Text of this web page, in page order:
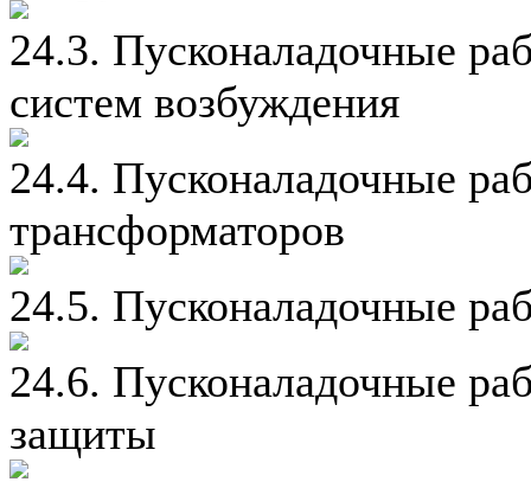
24.3. Пусконаладочные
систем возбуждения
24.4. Пусконаладочные
трансформаторов
24.5. Пусконаладочные
24.6. Пусконаладочные
защиты